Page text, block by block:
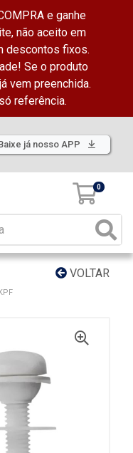
e ganhe
não aceito em
descontos fixos.
Se o produto
vem preenchida.
referência.
já nosso APP
0
VOLTAR